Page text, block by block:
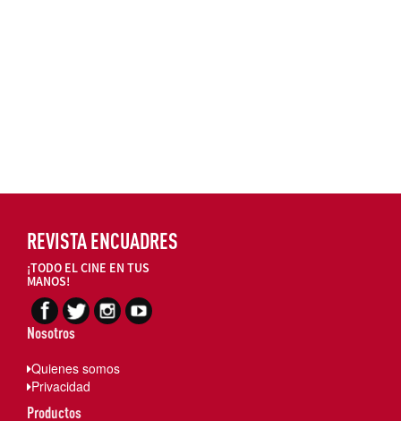
REVISTA ENCUADRES
¡TODO EL CINE EN TUS
MANOS!
Nosotros
Quienes somos
Privacidad
Productos